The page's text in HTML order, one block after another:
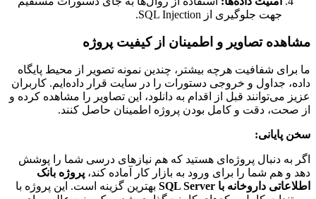
جهت جلوگیری از SQL Injection.
مشاهده تصاویر و اطمینان از کیفیت پروژه
ما برای شفافیت هرچه بیشتر، چندین نمونه تصویر از محیط پایگاه
داده، جداول و خروجی دستورات را در سایت قرار داده‌ایم. کاربران
عزیز می‌توانند قبل از اقدام به دانلود، این تصاویر را مشاهده کرده و
از صحت، دقت و کامل بودن پروژه اطمینان حاصل کنند.
سخن پایانی:
اگر به دنبال پروژه‌ای هستید که هم نیازهای درسی شما را پوشش
دهد و هم شما را برای ورود به بازار کار آماده کند، پروژه بانک
اطلاعاتی داروخانه با SQL Server
بهترین گزینه است. این پروژه با